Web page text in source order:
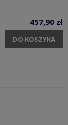
457,90 zł
DO KOSZYKA